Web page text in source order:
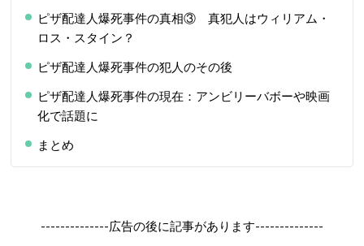
ピザ配達人爆死事件の真相③ 真犯人はウィリアム・
ロス・スタイン？
ピザ配達人爆死事件の犯人のその後
ピザ配達人爆死事件の現在：アンビリーバボーや映画
化で話題に
まとめ
--------------広告の後に記事があります--------------